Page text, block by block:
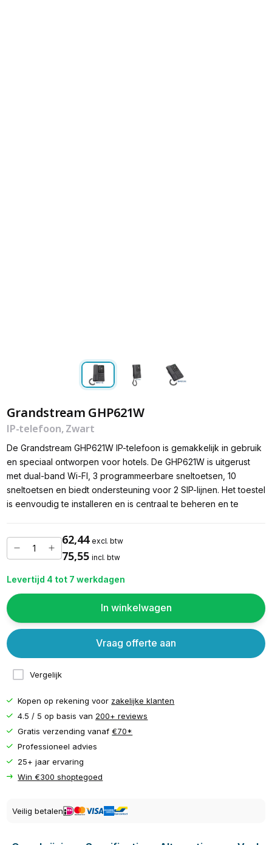
Grandstream GHP621W
IP-telefoon, Zwart
De Grandstream GHP621W IP-telefoon is gemakkelijk in gebruik
en speciaal ontworpen voor hotels. De GHP621W is uitgerust
met dual-band Wi-FI, 3 programmeerbare sneltoetsen, 10
sneltoetsen en biedt ondersteuning voor 2 SIP-lijnen. Het toestel
is eenvoudig te installeren en is centraal te beheren en te
62,44 excl. btw
75,55 incl. btw
Levertijd 4 tot 7 werkdagen
In winkelwagen
Vergelijk
Vraag offerte aan
Kopen op rekening voor zakelijke klanten
4.5 / 5 op basis van 200+ reviews
Gratis verzending vanaf€70*
Professioneel advies
25+ jaar ervaring
Win €300 shoptegoed
Veilig betalen